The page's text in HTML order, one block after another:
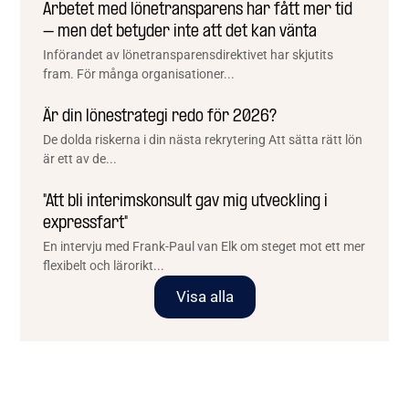
Arbetet med lönetransparens har fått mer tid
– men det betyder inte att det kan vänta
Införandet av lönetransparensdirektivet har skjutits
fram. För många organisationer...
Är din lönestrategi redo för 2026?
De dolda riskerna i din nästa rekrytering Att sätta rätt lön
är ett av de...
"Att bli interimskonsult gav mig utveckling i
expressfart"
En intervju med Frank-Paul van Elk om steget mot ett mer
flexibelt och lärorikt...
Visa alla